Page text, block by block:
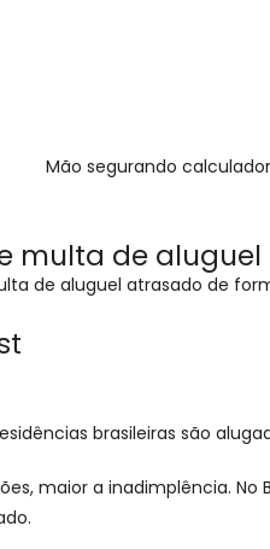
multa de
de aluguel atrasado de
brasileiras são
maior a inadimplência.